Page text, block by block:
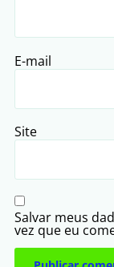
E-mail
Site
Salvar meus
vez que eu